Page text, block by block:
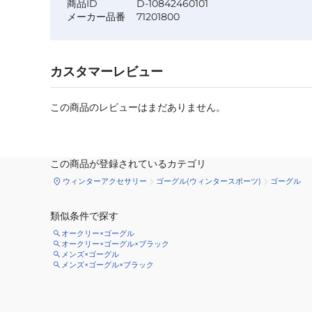
商品ID
D-10842460101
メーカー品番
71201800
カスタマーレビュー
この商品のレビューはまだありません。
この商品が登録されているカテゴリ
ウィンターアクセサリー ゴーグル(ウィンタースポーツ) ゴーグル
類似条件で探す
オークリー×ゴーグル
オークリー×ゴーグル×ブラック
メンズ×ゴーグル
メンズ×ゴーグル×ブラック